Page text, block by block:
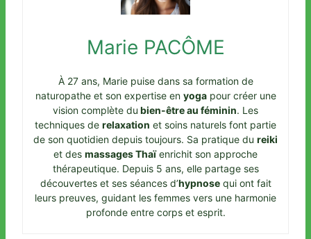
Marie PACÔME
À 27 ans, Marie puise dans sa formation de
naturopathe et son expertise en yogapour créer une
vision complète du bien-être au féminin. Les
techniques de relaxation et soins naturels font partie
de son quotidien depuis toujours. Sa pratique du reiki
et des massages Thaïenrichit son approche
thérapeutique. Depuis 5 ans, elle partage ses
découvertes et ses séances d’hypnosequi ont fait
leurs preuves, guidant les femmes vers une harmonie
profonde entre corps et esprit.